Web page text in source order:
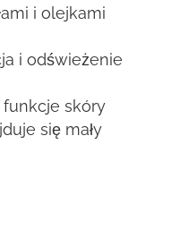
i olejkami
i odświeżenie
skóry
się mały